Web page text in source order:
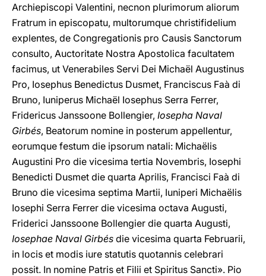
Archiepiscopi Valentini, necnon plurimorum aliorum
Fratrum in episcopatu, multorumque christifidelium
explentes, de Congregationis pro Causis Sanctorum
consulto, Auctoritate Nostra Apostolica facultatem
facimus, ut Venerabiles Servi Dei Michaël Augustinus
Pro, Iosephus Benedictus Dusmet, Franciscus Faà di
Bruno, Iuniperus Michaël Iosephus Serra Ferrer,
Fridericus Janssoone Bollengier, Iosepha Naval
Girbés, Beatorum nomine in posterum appellentur,
eorumque festum die ipsorum natali: Michaëlis
Augustini Pro die vicesima tertia Novembris, Iosephi
Benedicti Dusmet die quarta Aprilis, Francisci Faà di
Bruno die vicesima septima Martii, Iuniperi Michaëlis
Iosephi Serra Ferrer die vicesima octava Augusti,
Friderici Janssoone Bollengier die quarta Augusti,
Iosephae Naval Girbés die vicesima quarta Februarii,
in locis et modis iure statutis quotannis celebrari
possit. In nomine Patris et Filii et Spiritus Sancti». Pio